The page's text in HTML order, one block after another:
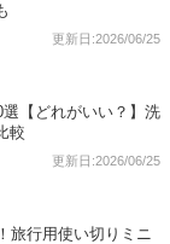
更新日:2026/06/25
【どれがいい？】洗
較
更新日:2026/06/25
旅行用使い切りミニ